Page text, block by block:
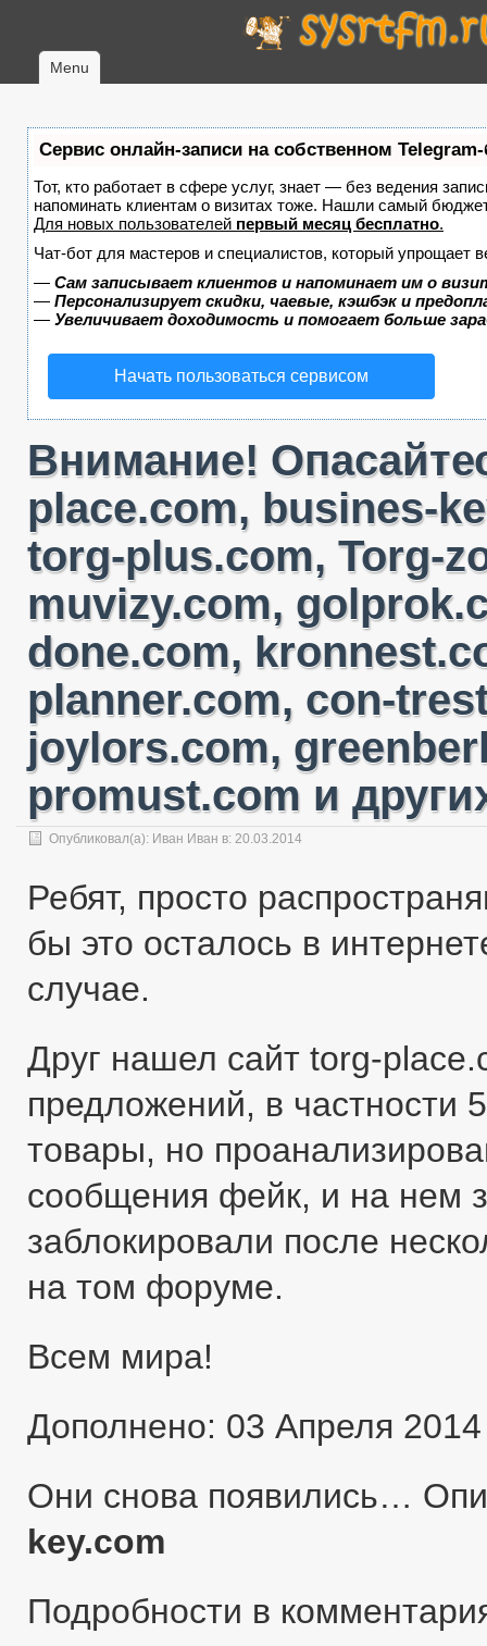
Menu
Сервис онлайн-записи на собственном Telegram-
Тот, кто работает в сфере услуг, знает — без ведения
напоминать клиентам о визитах тоже. Нашли самый
Для новых пользователей первый месяц бесплатно.
Чат-бот для мастеров и специалистов, который упрощает
— Сам записывает клиентов и напоминает им о
— Персонализирует скидки, чаевые, кэшбэк и
— Увеличивает доходимость и помогает больше
Начать пользоваться сервисом
Внимание!
place.com, busines-
torg-plus.com, Torg-
muvizy.com,
done.com,
planner.com, con-
joylors.com,
promust.com и
Опубликовал(а): Иван Иван в: 20.03.2014
Ребят, просто
бы это осталось в
случае.
Друг нашел сайт torg-
предложений, в частности
товары, но
сообщения фейк, и на нем
заблокировали после
на том форуме.
Всем мира!
Дополнено: 03 Апреля 2014
Они снова появились…
key.com
Подробности в